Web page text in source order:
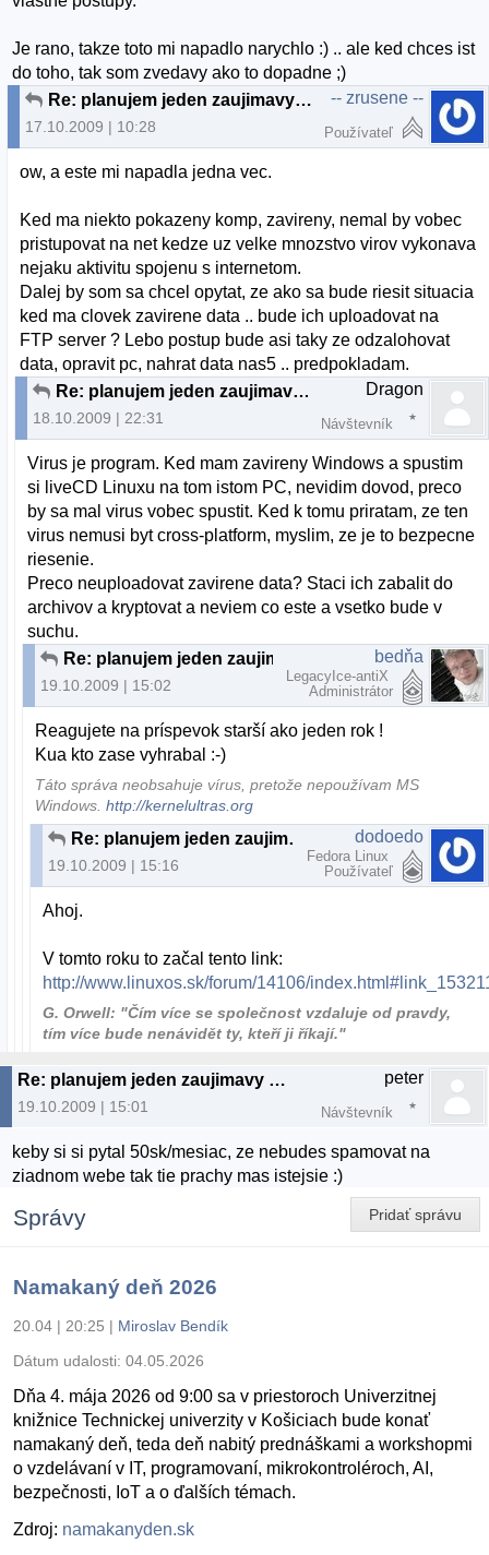
Je rano, takze toto mi napadlo narychlo :) .. ale ked chces ist
do toho, tak som zvedavy ako to dopadne ;)
Re: planujem jeden zaujimavy projekt...
17.10.2009 | 10:28
-- zrusene --
Používateľ
ow, a este mi napadla jedna vec.
Ked ma niekto pokazeny komp, zavireny, nemal by vobec
pristupovat na net kedze uz velke mnozstvo virov vykonava
nejaku aktivitu spojenu s internetom.
Dalej by som sa chcel opytat, ze ako sa bude riesit situacia
ked ma clovek zavirene data .. bude ich uploadovat na
FTP server ? Lebo postup bude asi taky ze odzalohovat
data, opravit pc, nahrat data nas5 .. predpokladam.
Re: planujem jeden zaujimavy projekt...
18.10.2009 | 22:31
Dragon
Návštevník
Virus je program. Ked mam zavireny Windows a spustim
si liveCD Linuxu na tom istom PC, nevidim dovod, preco
by sa mal virus vobec spustit. Ked k tomu priratam, ze ten
virus nemusi byt cross-platform, myslim, ze je to bezpecne
riesenie.
Preco neuploadovat zavirene data? Staci ich zabalit do
archivov a kryptovat a neviem co este a vsetko bude v
suchu.
19.10.2009 | 15:02
bedňa
LegacyIce-antiX
Administrátor
Reagujete na príspevok starší ako jeden rok !
Kua kto zase vyhrabal :-)
Táto správa neobsahuje vírus, pretože nepoužívam MS
Windows.http://kernelultras.org
Re: planujem jeden zaujimavy projekt...
19.10.2009 | 15:16
dodoedo
Fedora Linux
Používateľ
Ahoj.
V tomto roku to začal tento link:
http://www.linuxos.sk/forum/14106/
G. Orwell: "Čím více se společnost vzdaluje od pravdy,
tím více bude nenávidět ty, kteří ji říkají."
Re: planujem jeden zaujimavy projekt...
19.10.2009 | 15:01
peter
Návštevník
keby si si pytal 50sk/mesiac, ze nebudes spamovat na
ziadnom webe tak tie prachy mas istejsie :)
Pridať správu
Správy
Namakaný deň 2026
20.04 | 20:25 | Miroslav Bendík
Dátum udalosti: 04.05.2026
Dňa 4. mája 2026 od 9:00 sa v priestoroch Univerzitnej
knižnice Technickej univerzity v Košiciach bude konať
namakaný deň, teda deň nabitý prednáškami a workshopmi
o vzdelávaní v IT, programovaní, mikrokontroléroch, AI,
bezpečnosti, IoT a o ďalších témach.
Zdroj: namakanyden.sk